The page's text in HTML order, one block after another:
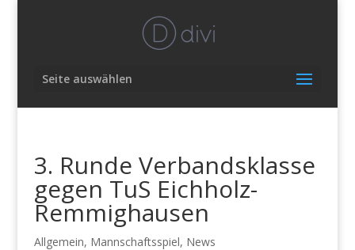
Seite auswählen
3. Runde Verbandsklasse
gegen TuS Eichholz-
Remmighausen
Allgemein, Mannschaftsspiel, News